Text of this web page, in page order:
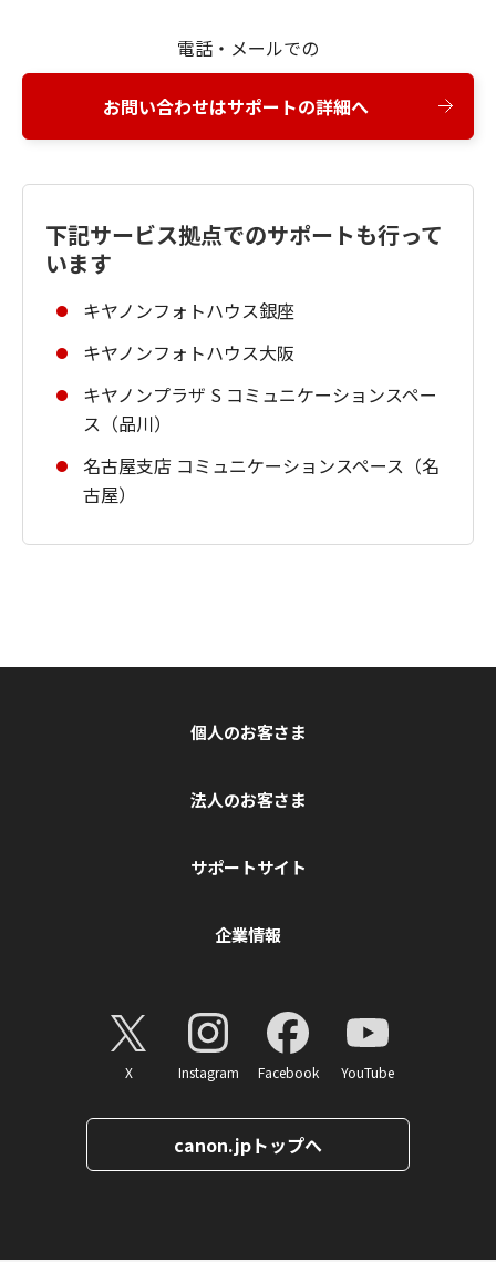
電話・メールでの
お問い合わせはサポートの詳細へ
下記サービス拠点でのサポートも行って
います
キヤノンフォトハウス銀座
キヤノンフォトハウス大阪
キヤノンプラザ S コミュニケーションスペー
ス（品川）
名古屋支店 コミュニケーションスペース（名
古屋）
個人のお客さま
法人のお客さま
サポートサイト
企業情報
X Instagram Facebook YouTube
canon.jpトップへ